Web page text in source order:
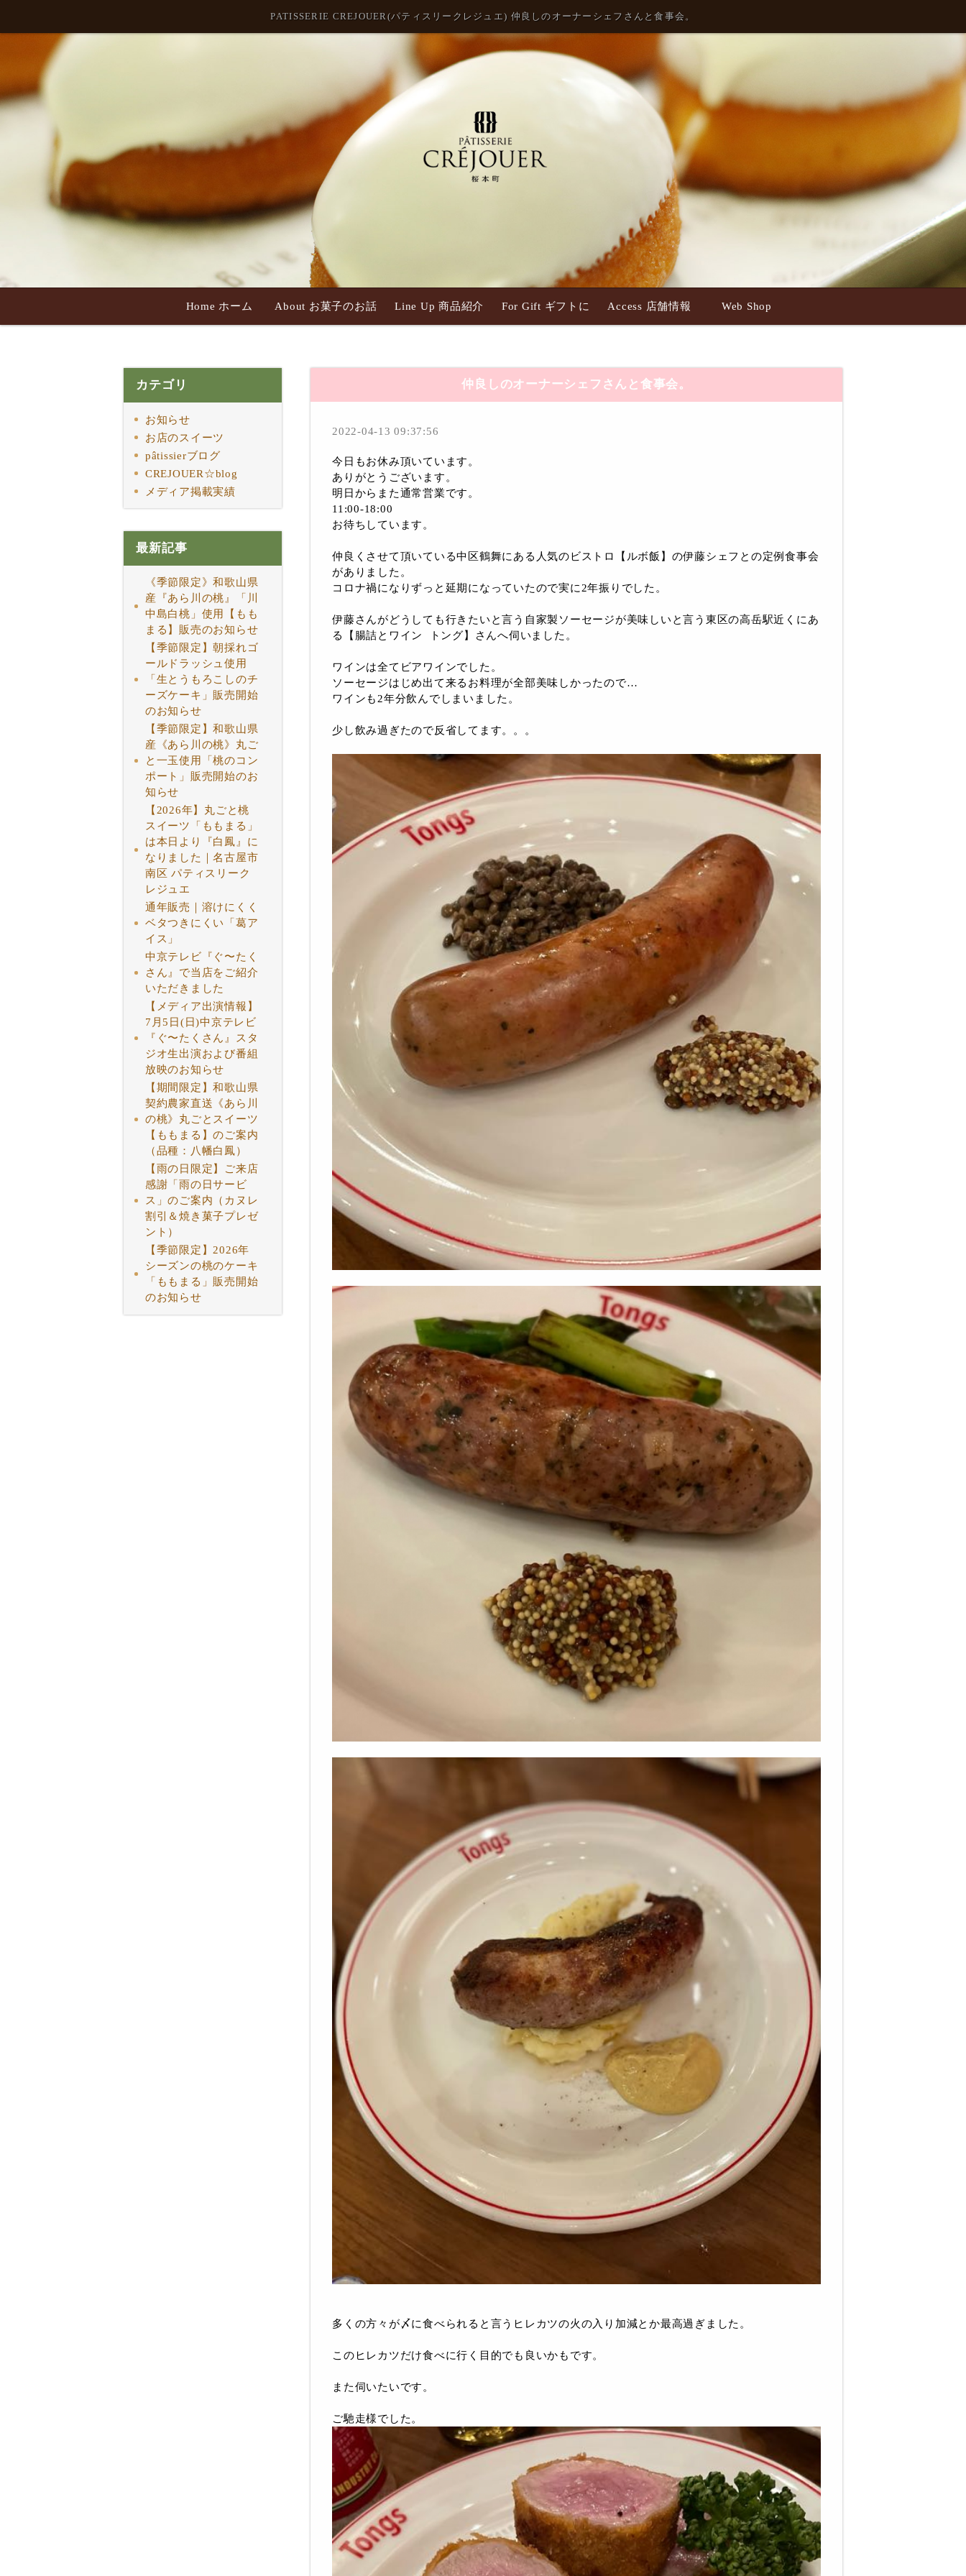
PATISSERIE CREJOUER(パティスリークレジュエ) 仲良しのオーナーシェフさんと食事会。
Home ホーム About お菓子のお話 Line Up 商品紹介 For Gift ギフトに Access 店舗情報 Web Shop
カテゴリ
お知らせ
お店のスイーツ
pâtissierブログ
CREJOUER☆blog
メディア掲載実績
最新記事
《季節限定》和歌山県
産『あら川の桃』「川
中島白桃」使用【もも
まる】販売のお知らせ
【季節限定】朝採れゴ
ールドラッシュ使用
「生とうもろこしのチ
ーズケーキ」販売開始
のお知らせ
【季節限定】和歌山県
産《あら川の桃》丸ご
と一玉使用「桃のコン
ポート」販売開始のお
知らせ
【2026年】丸ごと桃
スイーツ「ももまる」
は本日より『白鳳』に
なりました｜名古屋市
南区 パティスリーク
レジュエ
通年販売｜溶けにくく
ベタつきにくい「葛ア
イス」
中京テレビ『ぐ〜たく
さん』で当店をご紹介
いただきました
【メディア出演情報】
7月5日(日)中京テレビ
『ぐ〜たくさん』スタ
ジオ生出演および番組
放映のお知らせ
【期間限定】和歌山県
契約農家直送《あら川
の桃》丸ごとスイーツ
【ももまる】のご案内
（品種：八幡白鳳）
【雨の日限定】ご来店
感謝「雨の日サービ
ス」のご案内（カヌレ
割引＆焼き菓子プレゼ
ント）
【季節限定】2026年
シーズンの桃のケーキ
「ももまる」販売開始
のお知らせ
仲良しのオーナーシェフさんと食事会。
2022-04-13 09:37:56
今日もお休み頂いています。
ありがとうございます。
明日からまた通常営業です。
11:00-18:00
お待ちしています。
仲良くさせて頂いている中区鶴舞にある人気のビストロ【ルボ飯】の伊藤シェフとの定例食事会
がありました。
コロナ禍になりずっと延期になっていたので実に2年振りでした。
伊藤さんがどうしても行きたいと言う自家製ソーセージが美味しいと言う東区の高岳駅近くにあ
る【腸詰とワイン トング】さんへ伺いました。
ワインは全てビアワインでした。
ソーセージはじめ出て来るお料理が全部美味しかったので…
ワインも2年分飲んでしまいました。
少し飲み過ぎたので反省してます。。。
多くの方々が〆に食べられると言うヒレカツの火の入り加減とか最高過ぎました。
このヒレカツだけ食べに行く目的でも良いかもです。
また伺いたいです。
ご馳走様でした。